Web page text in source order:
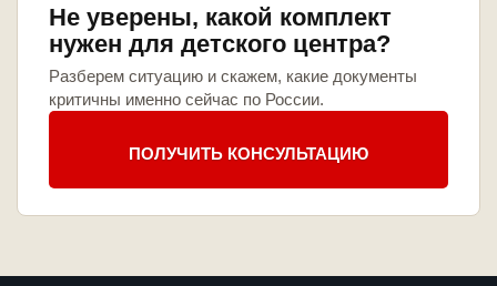
Не уверены, какой комплект
нужен для детского центра?
Разберем ситуацию и скажем, какие документы
критичны именно сейчас по России.
ПОЛУЧИТЬ КОНСУЛЬТАЦИЮ